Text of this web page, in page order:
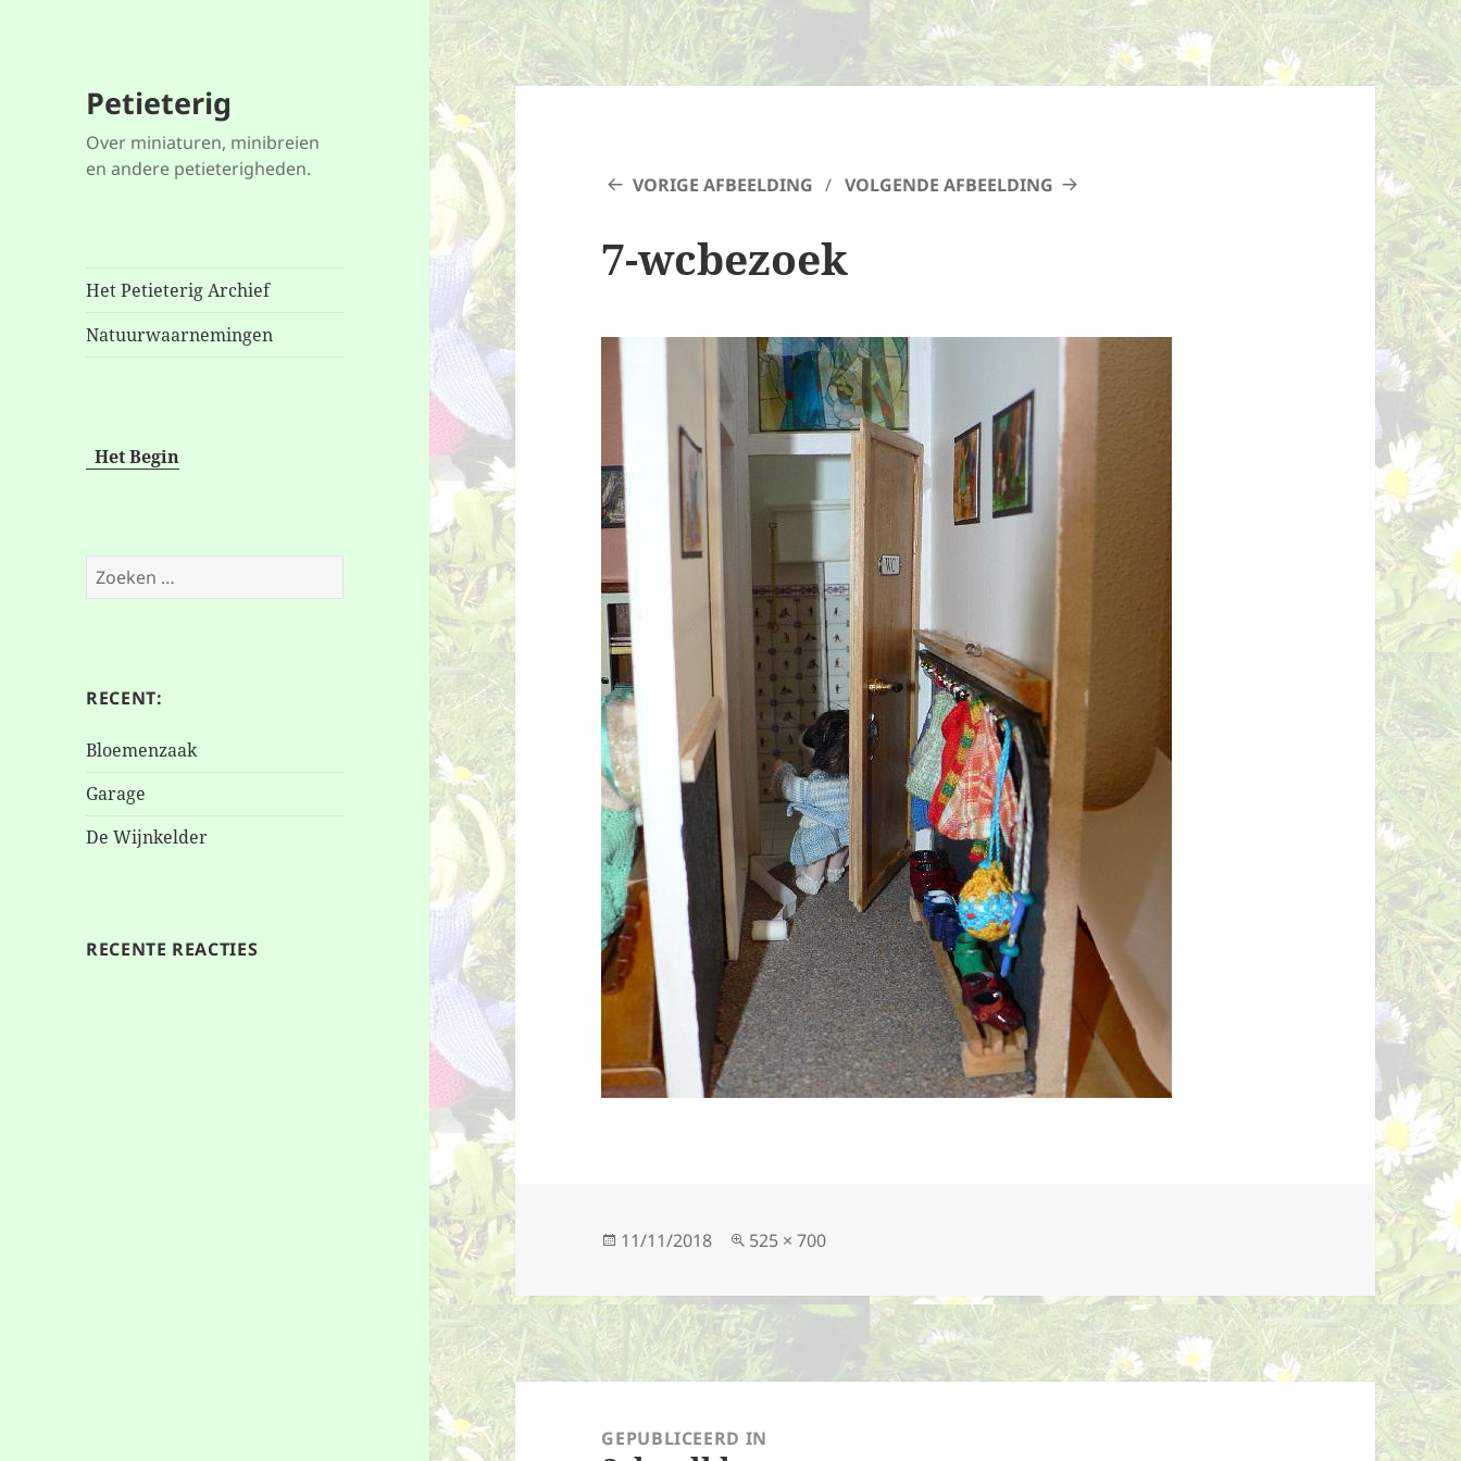
Petieterig
Over miniaturen, minibreien
en andere petieterigheden.
Het Petieterig Archief
Natuurwaarnemingen
Het Begin
Zoeken
naar:
RECENT:
Bloemenzaak
Garage
De Wijnkelder
RECENTE REACTIES
VORIGE AFBEELDING VOLGENDE AFBEELDING
7-wcbezoek
Geplaatst
11/11/2018
Volledige
525 × 700
Bericht
navigatieGEPUBLICEERD IN